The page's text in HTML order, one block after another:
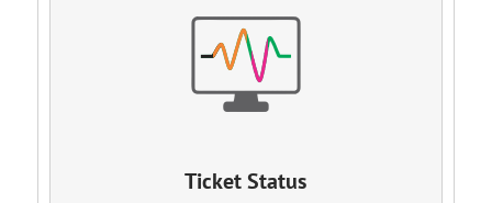
Ticket Status